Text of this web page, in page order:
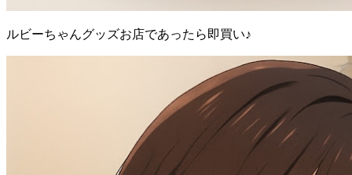
ルビーちゃんグッズお店であったら即買い♪